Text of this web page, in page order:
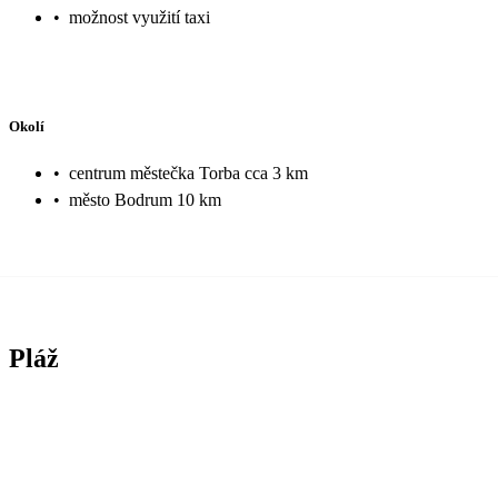
• možnost využití taxi
Okolí
• centrum městečka Torba cca 3 km
• město Bodrum 10 km
Pláž